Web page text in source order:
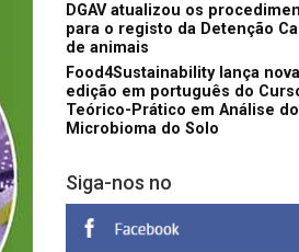
DGAV atualizou os
para o registo da Detenção
de animais
Food4Sustainability lança nova
edição em português do
Teórico-Prático em Análise do
Microbioma do Solo
Siga-nos no